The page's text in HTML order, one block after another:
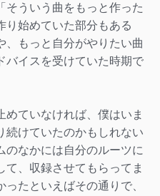
そういう曲をもっと作った
り始めていた部分もある
、もっと自分がやりたい曲
バイスを受けていた時期で
めていなければ、僕はいま
続けていたのかもしれない
のなかには自分のルーツに
、収録させてもらってま
たといえばその通りで、